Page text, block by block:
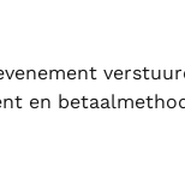
en